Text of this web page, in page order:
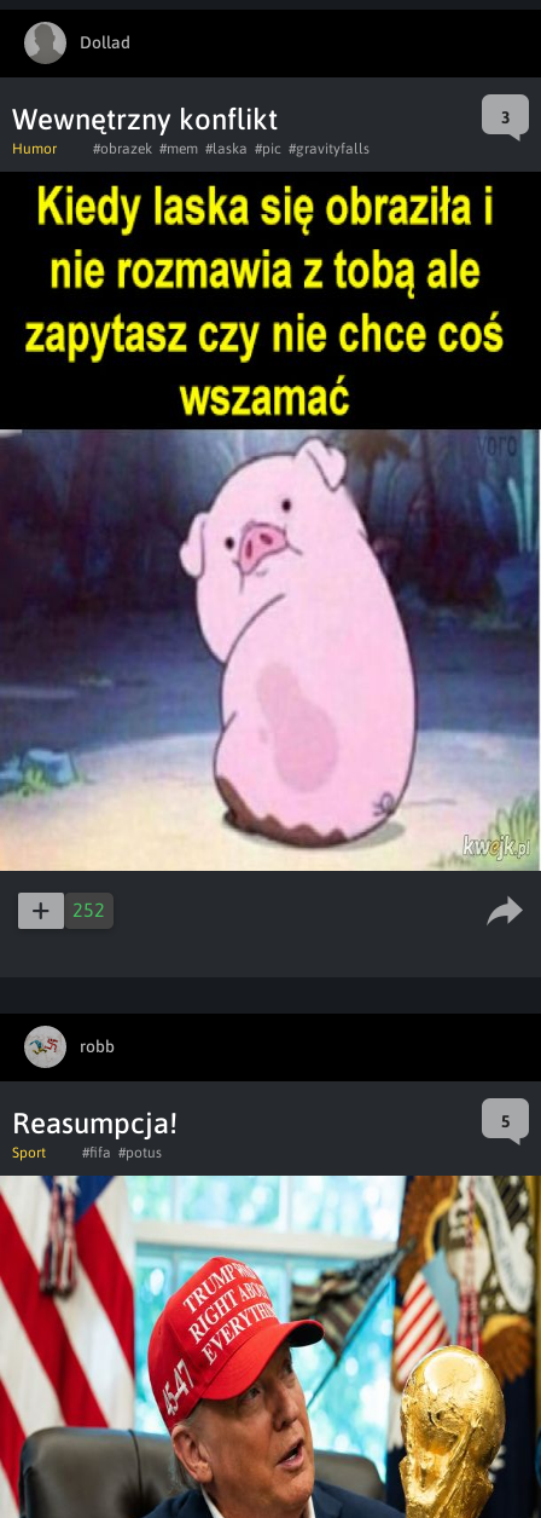
Dollad
Wewnętrzny konflikt 3
Humor #obrazek #mem #laska #pic #gravityfalls
252
robb
Reasumpcja! 5
Sport #fifa #potus